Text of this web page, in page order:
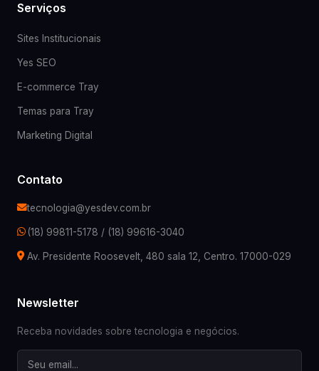
Serviços
Sites Institucionais
Yes SEO
E-commerce Tray
Temas para Tray
Marketing Digital
Contato
tecnologia@yesdev.com.br
(18) 99811-5178 / (18) 99616-3040
Av. Presidente Roosevelt, 480 sala 12, Centro. 17000-029
Newsletter
Receba novidades sobre tecnologia e negócios.